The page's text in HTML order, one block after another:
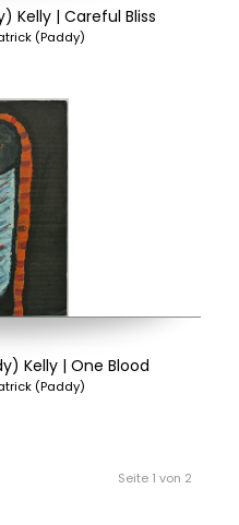
Kelly | Careful Bliss
(Paddy)
Kelly | One Blood
(Paddy)
Seite 1 von 2